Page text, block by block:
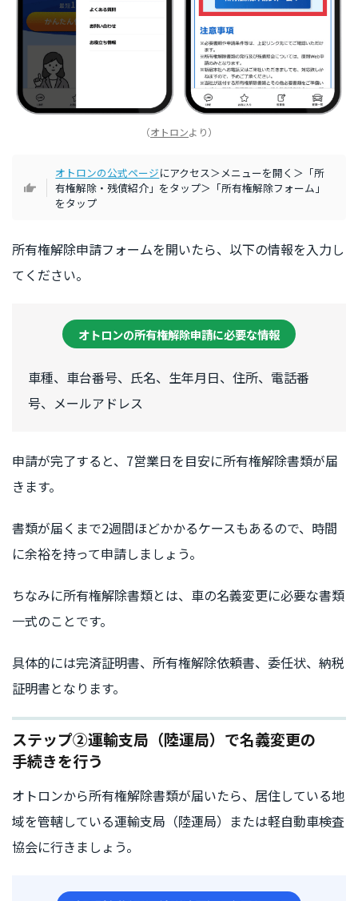
（オトロンより）
オトロンの公式ページにアクセス＞メニューを開く＞「所
有権解除・残債紹介」をタップ＞「所有権解除フォーム」
をタップ
所有権解除申請フォームを開いたら、以下の情報を入力し
てください。
オトロンの所有権解除申請に必要な情報
車種、車台番号、氏名、生年月日、住所、電話番
号、メールアドレス
申請が完了すると、7営業日を目安に所有権解除書類が届
きます。
書類が届くまで2週間ほどかかるケースもあるので、時間
に余裕を持って申請しましょう。
ちなみに所有権解除書類とは、車の名義変更に必要な書類
一式のことです。
具体的には完済証明書、所有権解除依頼書、委任状、納税
証明書となります。
ステップ②運輸支局（陸運局）で名義変更の
手続きを行う
オトロンから所有権解除書類が届いたら、居住している地
域を管轄している運輸支局（陸運局）または軽自動車検査
協会に行きましょう。